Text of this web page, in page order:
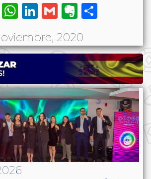
EmailWhatsApp
LinkedIn
GmailEvernote
2020